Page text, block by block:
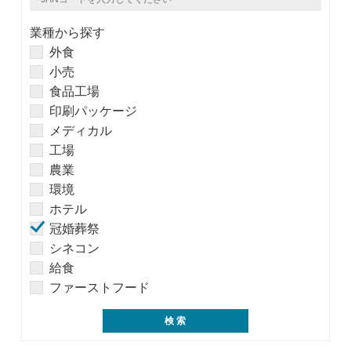
業種から探す
外食
小売
食品工場
印刷パッケージ
メディカル
工場
農業
環境
ホテル
冠婚葬祭
シネコン
給食
ファーストフード